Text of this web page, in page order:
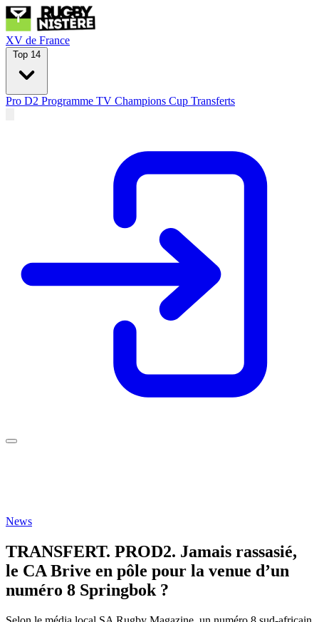
XV de France
Top 14
Pro D2 Programme TV Champions Cup Transferts
News
TRANSFERT. PROD2. Jamais rassasié,
le CA Brive en pôle pour la venue d’un
numéro 8 Springbok ?